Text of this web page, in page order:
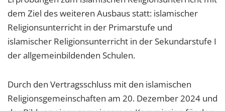
dem Ziel des weiteren Ausbaus statt: islamischer
Religionsunterricht in der Primarstufe und
islamischer Religionsunterricht in der Sekundarstufe I
der allgemeinbildenden Schulen.
Durch den Vertragsschluss mit den islamischen
Religionsgemeinschaften am 20. Dezember 2024 und